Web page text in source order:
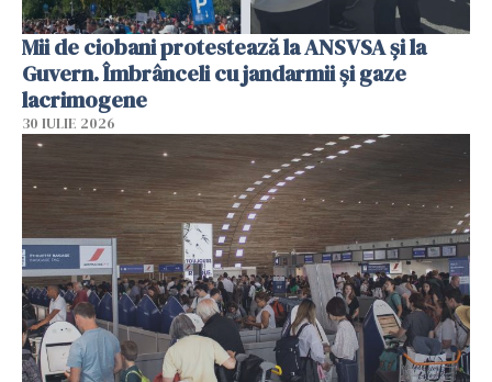
Mii de ciobani protestează la ANSVSA și la
Guvern. Îmbrânceli cu jandarmii și gaze
lacrimogene
30 IULIE 2026